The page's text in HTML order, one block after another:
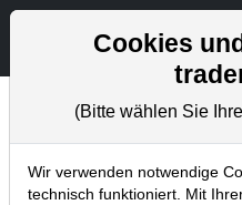
Chartanalysen
Home Blog
Cookies
(Bitte wählen Sie
Wir verwenden notwendige
technisch funktioniert. Mit